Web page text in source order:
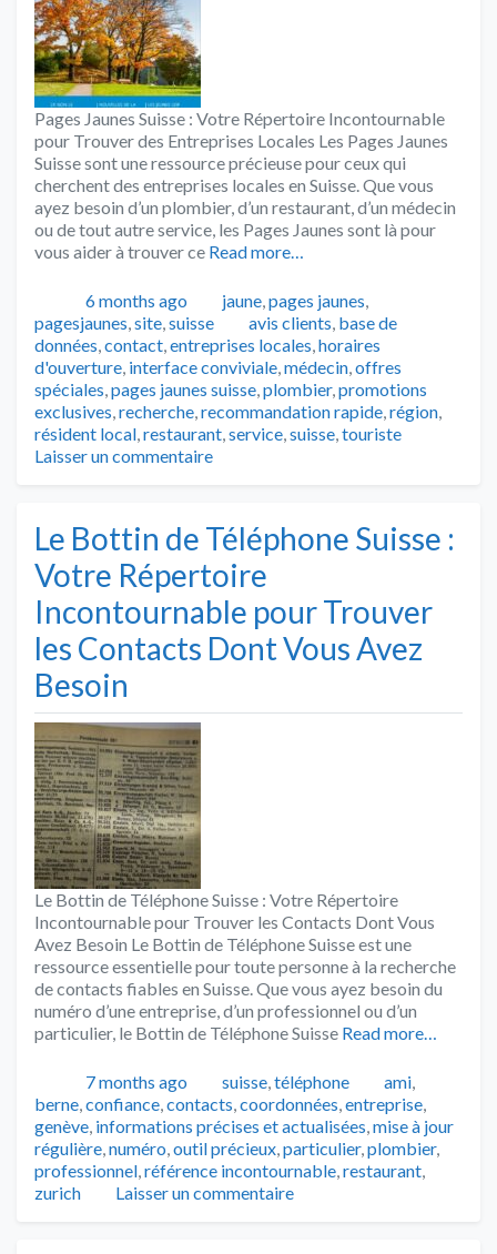
Pages Jaunes Suisse : Votre Répertoire Incontournable
pour Trouver des Entreprises Locales Les Pages Jaunes
Suisse sont une ressource précieuse pour ceux qui
cherchent des entreprises locales en Suisse. Que vous
ayez besoin d’un plombier, d’un restaurant, d’un médecin
ou de tout autre service, les Pages Jaunes sont là pour
vous aider à trouver ce Read more…
Publié
6 months ago Catégories
jaune,pages jaunes,
pagesjaunes,site,suisse Tags
avis clients, base de
données,contact,entreprises locales,horaires
d'ouverture, interface conviviale,médecin,offres
spéciales,pages jaunes suisse,plombier,promotions
exclusives,recherche,recommandation rapide,région,
résident local,restaurant,service,suisse,touriste
Laisser un commentaire
Le Bottin de Téléphone Suisse :
Votre Répertoire
Incontournable pour Trouver
les Contacts Dont Vous Avez
Besoin
Le Bottin de Téléphone Suisse : Votre Répertoire
Incontournable pour Trouver les Contacts Dont Vous
Avez Besoin Le Bottin de Téléphone Suisse est une
ressource essentielle pour toute personne à la recherche
de contacts fiables en Suisse. Que vous ayez besoin du
numéro d’une entreprise, d’un professionnel ou d’un
particulier, le Bottin de Téléphone Suisse Read more…
Publié7 months ago Catégories
suisse,téléphone Tags
ami,
berne,confiance,contacts,coordonnées,entreprise,
genève, informations précises et actualisées,mise à jour
régulière,numéro,outil précieux,particulier,plombier,
professionnel,référence incontournable,restaurant,
zurich
Laisser un commentaire